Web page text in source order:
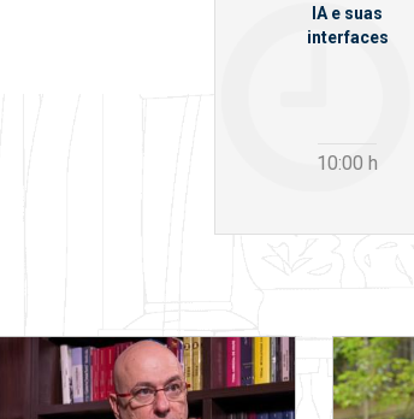
IA e suas
interfaces
10:00 h